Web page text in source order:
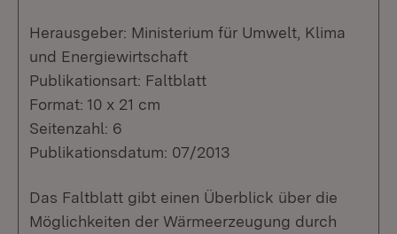
Herausgeber: Ministerium für Umwelt, Klima
und Energiewirtschaft
Publikationsart: Faltblatt
Format: 10 x 21 cm
Seitenzahl: 6
Publikationsdatum: 07/2013
Das Faltblatt gibt einen Überblick über die
Möglichkeiten der Wärmeerzeugung durch